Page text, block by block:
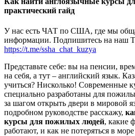
практический гайд
У нас есть ЧАТ по США, где мы
информации. Подпишитесь на наш
https://t.me/ssha_chat_kuzya
Представьте себе: вы на пенсии,
на себя, а тут – английский язык.
учиться? Нисколько! Современные
специально разработаны для
за шагом открыть двери в мировой
подробном руководстве расскажу,
курсы для пожилых людей, какие
работают, и как не потеряться в